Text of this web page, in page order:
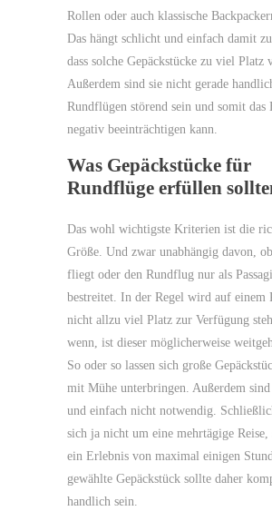
Rollen oder auch klassische
Das hängt schlicht und einfach damit
dass solche Gepäckstücke zu viel Platz
Außerdem sind sie nicht gerade
Rundflügen störend sein und somit das
negativ beeinträchtigen kann.
Was Gepäckstücke für
Rundflüge erfüllen
Das wohl wichtigste Kriterien ist die
Größe. Und zwar unabhängig davon,
fliegt oder den Rundflug nur als
bestreitet. In der Regel wird auf einem
nicht allzu viel Platz zur Verfügung
wenn, ist dieser möglicherweise
So oder so lassen sich große
mit Mühe unterbringen. Außerdem
und einfach nicht notwendig.
sich ja nicht um eine mehrtägige Reise,
ein Erlebnis von maximal einigen
gewählte Gepäckstück sollte daher
handlich sein.